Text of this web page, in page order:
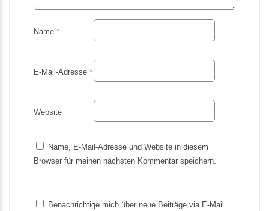
Name *
E-Mail-Adresse *
Website
Name, E-Mail-Adresse und Website in diesem
Browser für meinen nächsten Kommentar speichern.
Benachrichtige mich über neue Beiträge via E-Mail.